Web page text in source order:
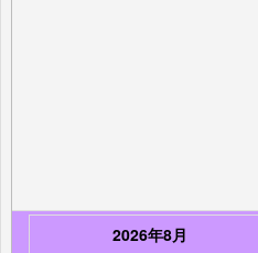
2026年8月